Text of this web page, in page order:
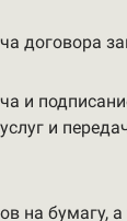
договора
и
и
на бумагу,